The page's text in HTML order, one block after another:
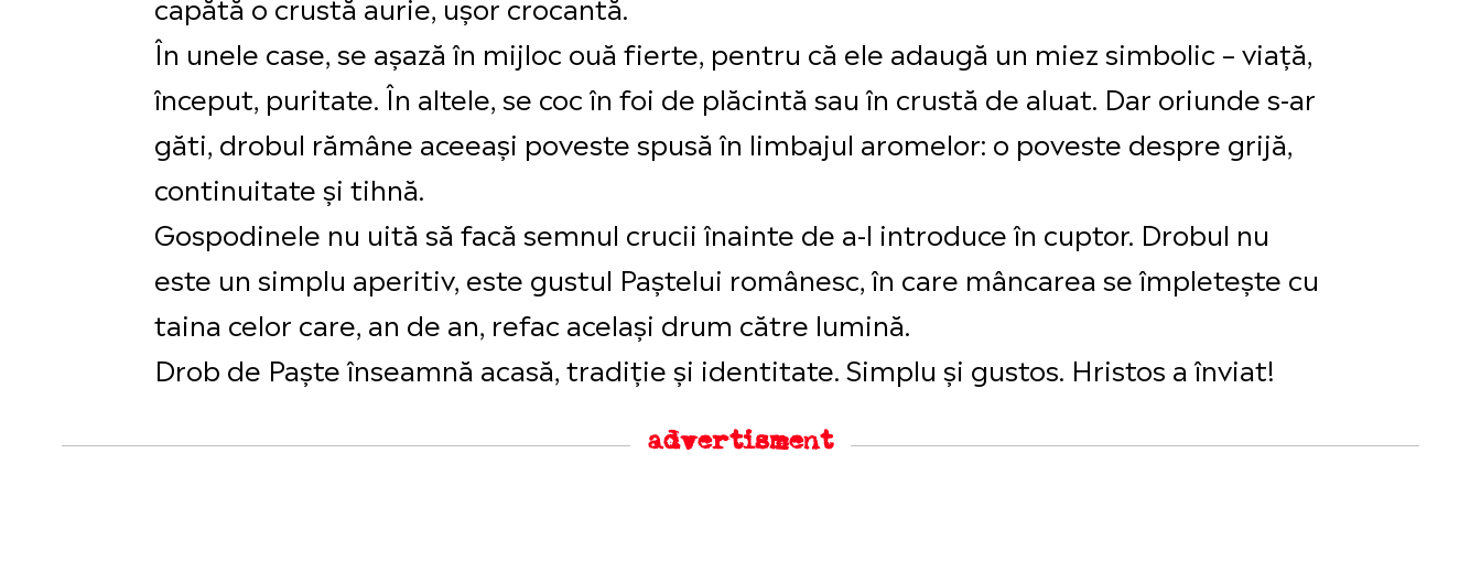
În unele case, se așază în mijloc ouă fierte, pentru că ele adaugă un miez simbolic – viață,
început, puritate. În altele, se coc în foi de plăcintă sau în crustă de aluat. Dar oriunde s-ar
găti, drobul rămâne aceeași poveste spusă în limbajul aromelor: o poveste despre grijă,
continuitate și tihnă.
Gospodinele nu uită să facă semnul crucii înainte de a-l introduce în cuptor. Drobul nu
este un simplu aperitiv, este gustul Paștelui românesc, în care mâncarea se împletește cu
taina celor care, an de an, refac același drum către lumină.
Drob de Paște înseamnă acasă, tradiție și identitate. Simplu și gustos. Hristos a înviat!
advertisment